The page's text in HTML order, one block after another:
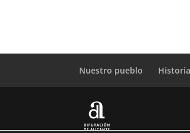
Nuestro pueblo